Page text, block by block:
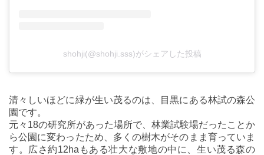
shohji(@shohji.sss)がシェアした投稿
清々しいほどに緑が生い茂るのは、目黒にある林試の森公
園です。
元々18の研究所があった場所で、林業試験場だったことか
ら公園に変わったため、多くの樹木がそのまま育っていま
す。広さ約12haもある壮大な敷地の中に、生い茂る森の